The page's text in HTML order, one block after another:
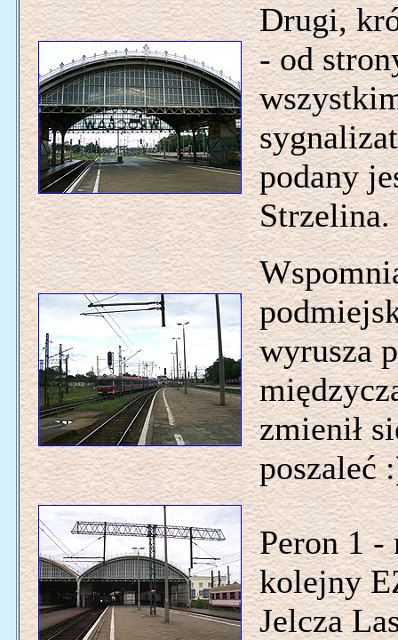
Drugi,
- od
podany
Strzelina.
wyrusza
zmienił
poszaleć
Peron 1 -
kolejny
Jelcza